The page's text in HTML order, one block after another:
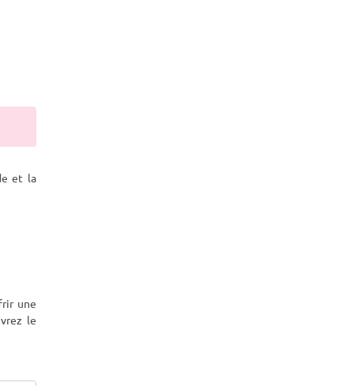
et la
une
le